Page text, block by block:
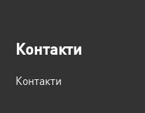
Контакти
Контакти